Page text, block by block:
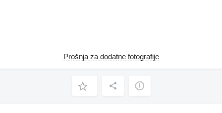
Prošnja za dodatne fotografije